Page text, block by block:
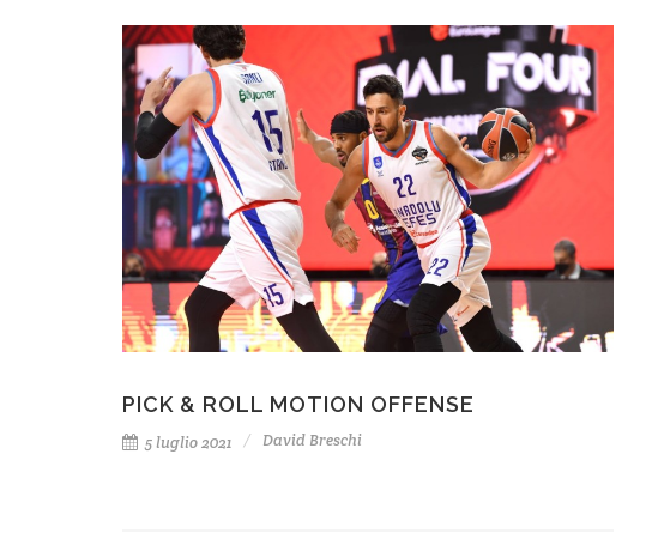
PICK & ROLL MOTION OFFENSE
5 luglio 2021 David Breschi